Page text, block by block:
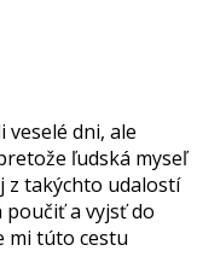
dni, ale
ľudská myseľ
z takýchto udalostí
poučiť a vyjsť do
mi túto cestu